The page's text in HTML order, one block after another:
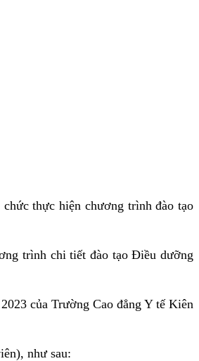
thực hiện chương trình đào tạo
trình chi tiết đào tạo Điều dưỡng
của Trường Cao đẳng Y tế Kiên
như sau: